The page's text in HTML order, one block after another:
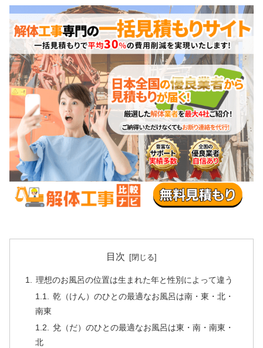
目次
理想のお風呂の位置は生まれた年と性別によって違う
乾（けん）のひとの最適なお風呂は南・東・北・
南東
兌（だ）のひとの最適なお風呂は東・南・南東・
北